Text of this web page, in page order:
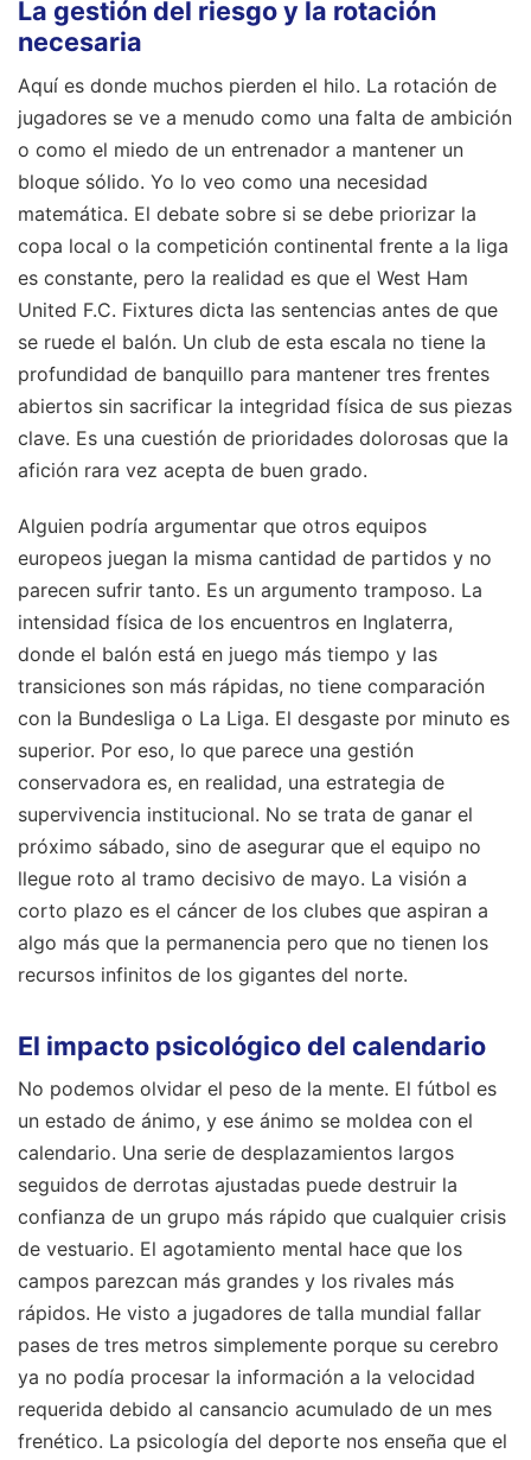
La gestión del riesgo y la rotación
necesaria
Aquí es donde muchos pierden el hilo. La rotación de
jugadores se ve a menudo como una falta de ambición
o como el miedo de un entrenador a mantener un
bloque sólido. Yo lo veo como una necesidad
matemática. El debate sobre si se debe priorizar la
copa local o la competición continental frente a la liga
es constante, pero la realidad es que el West Ham
United F.C. Fixtures dicta las sentencias antes de que
se ruede el balón. Un club de esta escala no tiene la
profundidad de banquillo para mantener tres frentes
abiertos sin sacrificar la integridad física de sus piezas
clave. Es una cuestión de prioridades dolorosas que la
afición rara vez acepta de buen grado.
Alguien podría argumentar que otros equipos
europeos juegan la misma cantidad de partidos y no
parecen sufrir tanto. Es un argumento tramposo. La
intensidad física de los encuentros en Inglaterra,
donde el balón está en juego más tiempo y las
transiciones son más rápidas, no tiene comparación
con la Bundesliga o La Liga. El desgaste por minuto es
superior. Por eso, lo que parece una gestión
conservadora es, en realidad, una estrategia de
supervivencia institucional. No se trata de ganar el
próximo sábado, sino de asegurar que el equipo no
llegue roto al tramo decisivo de mayo. La visión a
corto plazo es el cáncer de los clubes que aspiran a
algo más que la permanencia pero que no tienen los
recursos infinitos de los gigantes del norte.
El impacto psicológico del calendario
No podemos olvidar el peso de la mente. El fútbol es
un estado de ánimo, y ese ánimo se moldea con el
calendario. Una serie de desplazamientos largos
seguidos de derrotas ajustadas puede destruir la
confianza de un grupo más rápido que cualquier crisis
de vestuario. El agotamiento mental hace que los
campos parezcan más grandes y los rivales más
rápidos. He visto a jugadores de talla mundial fallar
pases de tres metros simplemente porque su cerebro
ya no podía procesar la información a la velocidad
requerida debido al cansancio acumulado de un mes
frenético. La psicología del deporte nos enseña que el